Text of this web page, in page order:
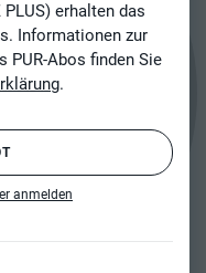
erhalten das
Informationen zur
PUR-Abos finden Sie
.
anmelden